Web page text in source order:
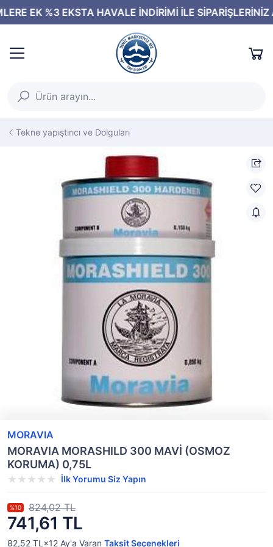
Tekne yapıştırıcı ve Dolguları
MORAVIA
MORAVIA MORASHILD 300 MAVİ (OSMOZ
KORUMA) 0,75L
İlk Yorumu Siz Yapın
741,61 TL
%10 824,02 TL
82,52 TL×12 Ay'a Varan Taksit Seçenekleri